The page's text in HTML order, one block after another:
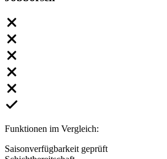
Funktionen im Vergleich:
Saisonverfügbarkeit geprüft